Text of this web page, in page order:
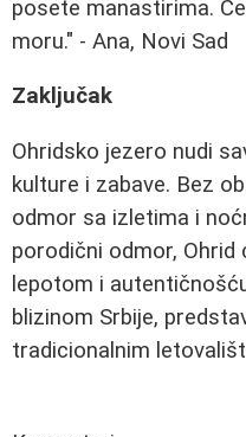
posete manastirima.
moru." - Ana, Novi Sad
Zaključak
Ohridsko jezero nudi
kulture i zabave. Bez
odmor sa izletima i
porodični odmor,
lepotom i
blizinom Srbije,
tradicionalnim